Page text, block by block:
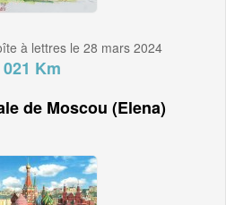
à lettres le 28 mars 2024
Km
de Moscou (Elena)